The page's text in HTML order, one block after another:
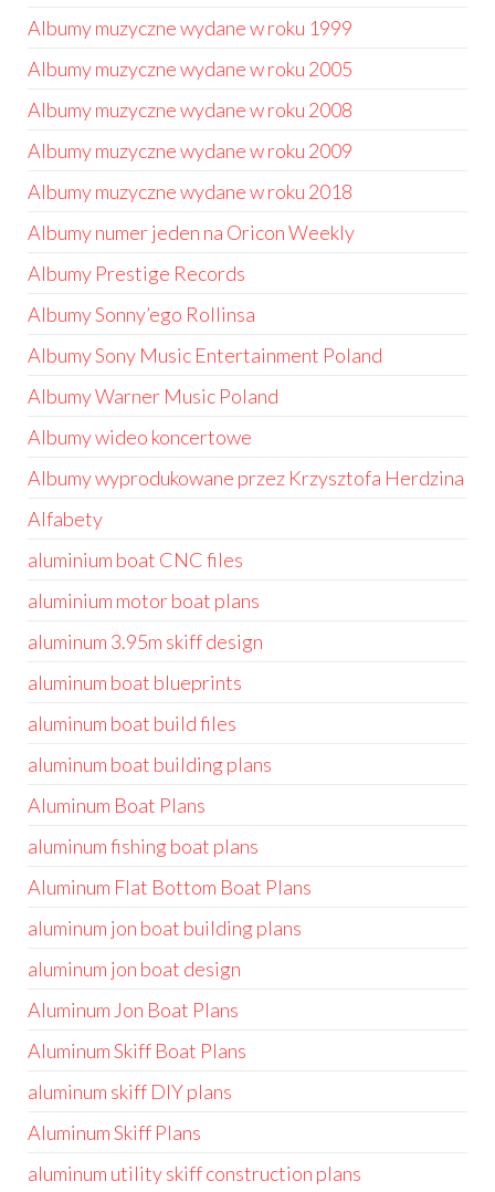
Albumy muzyczne wydane w roku 1999
Albumy muzyczne wydane w roku 2005
Albumy muzyczne wydane w roku 2008
Albumy muzyczne wydane w roku 2009
Albumy muzyczne wydane w roku 2018
Albumy numer jeden na Oricon Weekly
Albumy Prestige Records
Albumy Sonny’ego Rollinsa
Albumy Sony Music Entertainment Poland
Albumy Warner Music Poland
Albumy wideo koncertowe
Albumy wyprodukowane przez Krzysztofa Herdzina
Alfabety
aluminium boat CNC files
aluminium motor boat plans
aluminum 3.95m skiff design
aluminum boat blueprints
aluminum boat build files
aluminum boat building plans
Aluminum Boat Plans
aluminum fishing boat plans
Aluminum Flat Bottom Boat Plans
aluminum jon boat building plans
aluminum jon boat design
Aluminum Jon Boat Plans
Aluminum Skiff Boat Plans
aluminum skiff DIY plans
Aluminum Skiff Plans
aluminum utility skiff construction plans